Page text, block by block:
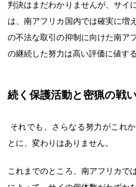
判決はまだわかりませんが、サイ
は、南アフリカ国内では確実に増
の不法な取引の抑制に向けた南ア
の継続した努力は高い評価に値す
続く保護活動と密猟の戦
それでも、さらなる努力がこれ
とに、変わりはありません。
これまでのところ、南アフリカで